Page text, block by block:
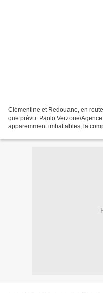
Clémentine et Redouane, en
que prévu. Paolo Verzone/
apparemment imbattables, la